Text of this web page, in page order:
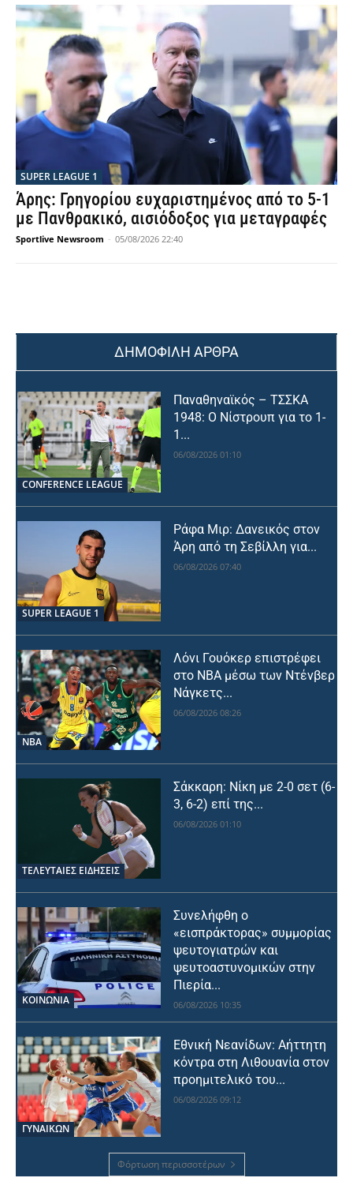
SUPER LEAGUE 1
Άρης: Γρηγορίου ευχαριστημένος από το 5-1
με Πανθρακικό, αισιόδοξος για μεταγραφές
Sportlive Newsroom - 05/08/2026 22:40
ΔΗΜΟΦΙΛΗ ΑΡΘΡΑ
CONFERENCE LEAGUE
Παναθηναϊκός – ΤΣΣΚΑ
1948: Ο Νίστρουπ για το 1-
1...
06/08/2026 01:10
SUPER LEAGUE 1
Ράφα Μιρ: Δανεικός στον
Άρη από τη Σεβίλλη για...
06/08/2026 07:40
NBA
Λόνι Γουόκερ επιστρέφει
στο NBA μέσω των Ντένβερ
Νάγκετς...
06/08/2026 08:26
ΤΕΛΕΥΤΑΙΕΣ ΕΙΔΗΣΕΙΣ
Σάκκαρη: Νίκη με 2-0 σετ (6-
3, 6-2) επί της...
06/08/2026 01:10
ΚΟΙΝΩΝΙΑ
Συνελήφθη ο
«εισπράκτορας» συμμορίας
ψευτογιατρών και
ψευτοαστυνομικών στην
Πιερία...
06/08/2026 10:35
ΓΥΝΑΙΚΩΝ
Εθνική Νεανίδων: Αήττητη
κόντρα στη Λιθουανία στον
προημιτελικό του...
06/08/2026 09:12
Φόρτωση περισσοτέρων